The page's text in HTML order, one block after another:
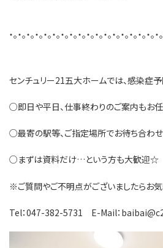
・。・。・。・。・。・。・。・。・。・。・。・。・。・。・。・。・。・
センチュリー21五大ホームでは、感染症
○即日や平日、仕事終わりのご案内もお任
○最寄の駅等、ご指定場所でお待ち合わ
○まずは資料だけ…という方も大歓迎☆
※ご質問やご不明点がございましたらお気
Tel：047-382-5731 E-Mail：